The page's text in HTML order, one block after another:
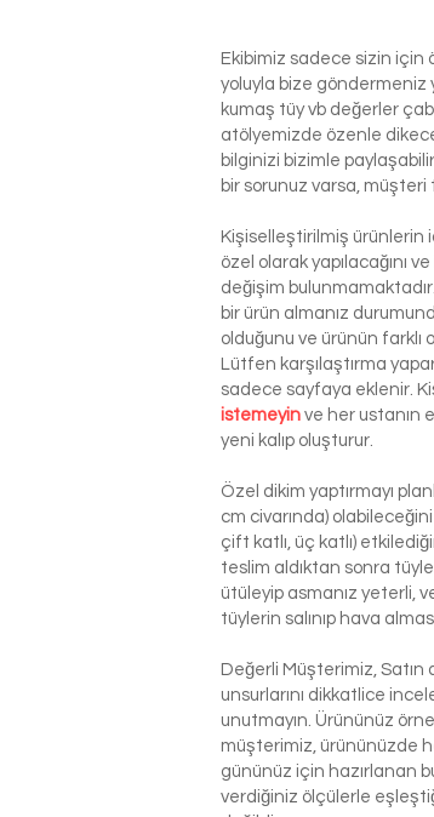
Ekibimiz sadece sizin
yoluyla bize göndermeniz
kumaş tüy vb değerler
atölyemizde özenle
bilginizi bizimle
bir sorunuz varsa, müşteri
Kişiselleştirilmiş ürünlerin
özel olarak yapılacağını
değişim
bir ürün almanız
olduğunu ve ürünün farklı
Lütfen karşılaştırma
sadece sayfaya eklenir.
istemeyin ve her ustanın
yeni kalıp oluşturur.
Özel dikim yaptırmayı
cm civarında)
çift katlı, üç katlı)
teslim aldıktan sonra
ütüleyip asmanız yeterli,
tüylerin salınıp hava
Değerli Müşterimiz,
unsurlarını dikkatlice
unutmayın. Ürününüz
müşterimiz, ürününüzde
gününüz için hazırlanan
verdiğiniz ölçülerle